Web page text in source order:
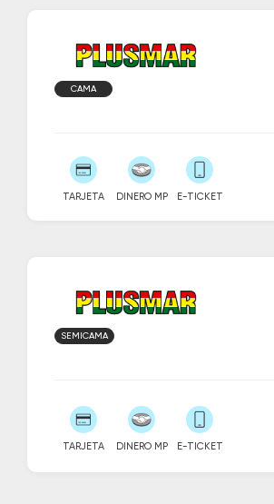
CAMA
TARJETA DINERO MP E-TICKET
SEMICAMA
TARJETA DINERO MP E-TICKET